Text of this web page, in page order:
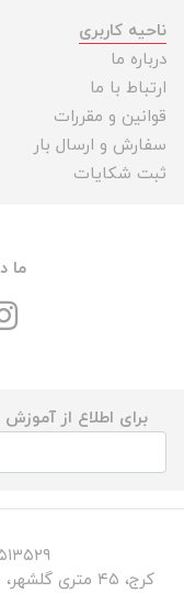
ناحیه کاربری
درباره ما
ارتباط با ما
قوانین و مقررات
سفارش و ارسال بار
ثبت شکایات
ما
برای اطلاع از
کرج، ۴۵ متری گلشهر، خیابان کوکب شرقی، عکس و فیلم مکث